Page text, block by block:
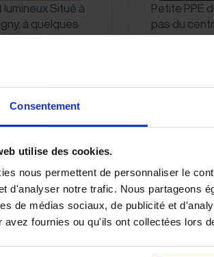
Consentement
utilise des cookies.
nous permettent de personnaliser le
d'analyser notre trafic. Nous partageons
de médias sociaux, de publicité et
avez fournies ou qu'ils ont collectées lors
Situé à
à quelques
Bains, ce
pièces offre
Petite PPE
pas du
de 6